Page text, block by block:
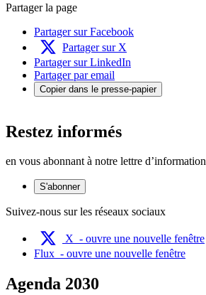
Partager la page
Partager sur Facebook
Partager sur X
Partager sur LinkedIn
Partager par email
Copier dans le presse-papier
Restez informés
en vous abonnant à notre lettre
S'abonner
Suivez-nous sur les réseaux sociaux
X - ouvre une nouvelle fenêtre
Flux - ouvre une nouvelle fenêtre
Agenda 2030